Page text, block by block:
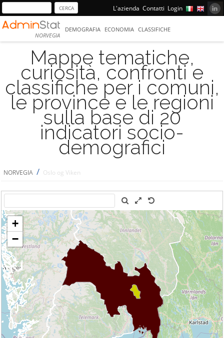
L'azienda Contatti Login
NORVEGIA
DEMOGRAFIA ECONOMIA CLASSIFICHE
Mappe tematiche,
curiosità, confronti e
classifiche per i comuni,
le province e le regioni
sulla base di 20
indicatori socio-
demografici
NORVEGIA / Oslo og Viken